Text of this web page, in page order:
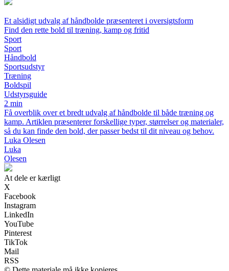
Et alsidigt udvalg af håndbolde præsenteret i oversigtsform
Find den rette bold til træning, kamp og fritid
Sport
Sport
Håndbold
Sportsudstyr
Træning
Boldspil
Udstyrsguide
2 min
Få overblik over et bredt udvalg af håndbolde til både træning og
kamp. Artiklen præsenterer forskellige typer, størrelser og materialer,
så du kan finde den bold, der passer bedst til dit niveau og behov.
Luka Olesen
Luka
Olesen
At dele er kærligt
X
Facebook
Instagram
LinkedIn
YouTube
Pinterest
TikTok
Mail
RSS